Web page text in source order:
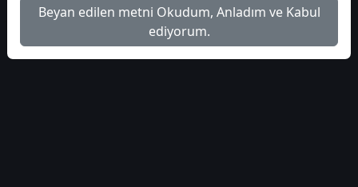
Beyan edilen metni Okudum, Anladım ve Kabul
ediyorum.